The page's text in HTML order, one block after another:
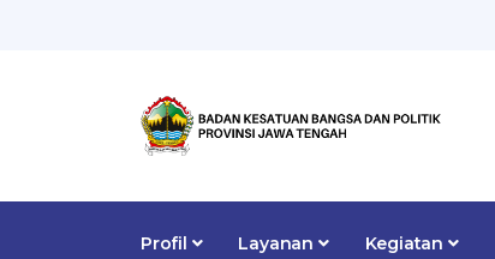
Profil Layanan Kegiatan